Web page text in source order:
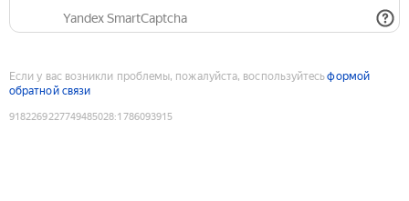
Yandex SmartCaptcha
Если у вас возникли проблемы, пожалуйста, воспользуйтесьформой
обратной связи
9182269227749485028:1786093915